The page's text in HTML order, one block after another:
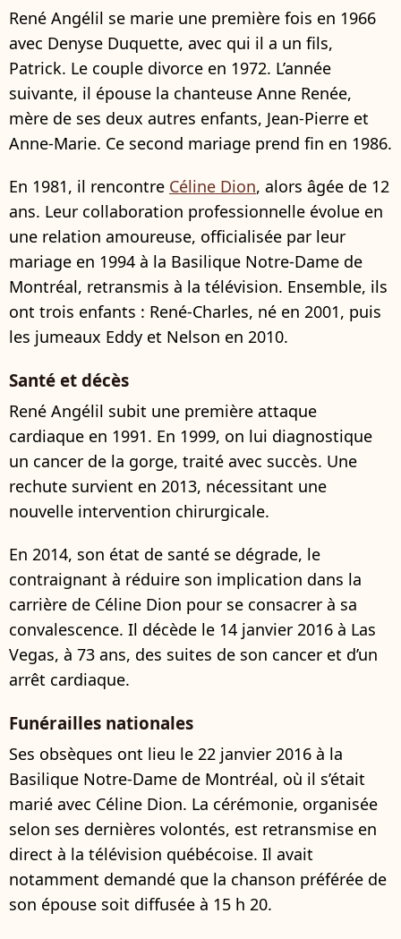
René Angélil se marie une première fois en 1966
avec Denyse Duquette, avec qui il a un fils,
Patrick. Le couple divorce en 1972. L’année
suivante, il épouse la chanteuse Anne Renée,
mère de ses deux autres enfants, Jean-Pierre et
Anne-Marie. Ce second mariage prend fin en 1986.
En 1981, il rencontre Céline Dion, alors âgée de 12
ans. Leur collaboration professionnelle évolue en
une relation amoureuse, officialisée par leur
mariage en 1994 à la Basilique Notre-Dame de
Montréal, retransmis à la télévision. Ensemble, ils
ont trois enfants : René-Charles, né en 2001, puis
les jumeaux Eddy et Nelson en 2010.
Santé et décès
René Angélil subit une première attaque
cardiaque en 1991. En 1999, on lui diagnostique
un cancer de la gorge, traité avec succès. Une
rechute survient en 2013, nécessitant une
nouvelle intervention chirurgicale.
En 2014, son état de santé se dégrade, le
contraignant à réduire son implication dans la
carrière de Céline Dion pour se consacrer à sa
convalescence. Il décède le 14 janvier 2016 à Las
Vegas, à 73 ans, des suites de son cancer et d’un
arrêt cardiaque.
Funérailles nationales
Ses obsèques ont lieu le 22 janvier 2016 à la
Basilique Notre-Dame de Montréal, où il s’était
marié avec Céline Dion. La cérémonie, organisée
selon ses dernières volontés, est retransmise en
direct à la télévision québécoise. Il avait
notamment demandé que la chanson préférée de
son épouse soit diffusée à 15 h 20.